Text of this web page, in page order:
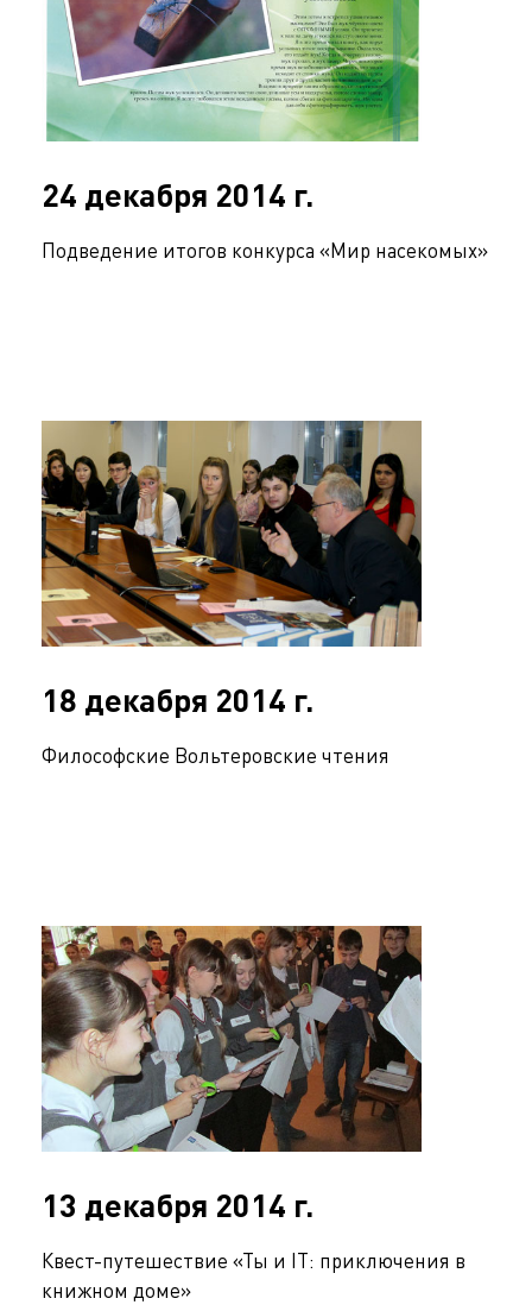
24 декабря 2014 г.
Подведение итогов конкурса «Мир насекомых»
18 декабря 2014 г.
Философские Вольтеровские чтения
13 декабря 2014 г.
Квест-путешествие «Ты и IT: приключения в
книжном доме»